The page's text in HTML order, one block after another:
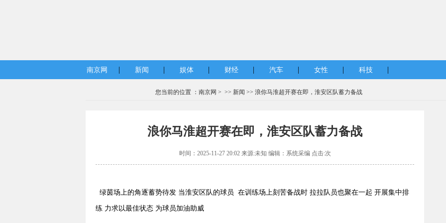
南京网 | 新闻 | 娱体 | 财经 | 汽车 | 女性 | 科技 |
您当前的位置 ： 南京网 > >> 新闻 >> 浪你马淮超开赛在即，淮安区队蓄力备战
浪你马淮超开赛在即，淮安区队蓄力备战
时间：2025-11-27 20:02 来源:未知 编辑：系统采编 点击:次
绿茵场上的角逐蓄势待发 当淮安区队的球员 在训练场上刻苦备战时 拉拉队员也聚在一起 开展集中排
练 力求以最佳状态 为球员加油助威